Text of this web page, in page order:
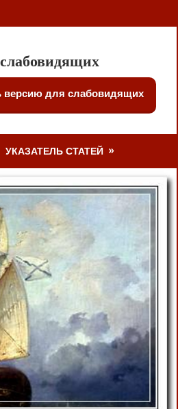
версию для слабовидящих
УКАЗАТЕЛЬ СТАТЕЙ